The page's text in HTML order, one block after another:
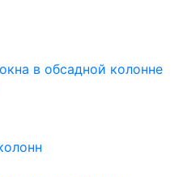
в обсадной колонне